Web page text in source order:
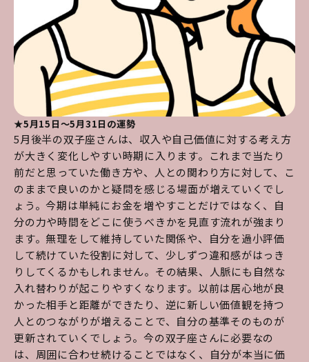
★5月15日～5月31日の運勢
5月後半の双子座さんは、収入や自己価値に対する考え方
が大きく変化しやすい時期に入ります。これまで当たり
前だと思っていた働き方や、人との関わり方に対して、こ
のままで良いのかと疑問を感じる場面が増えていくでし
ょう。今期は単純にお金を増やすことだけではなく、自
分の力や時間をどこに使うべきかを見直す流れが強まり
ます。無理をして維持していた関係や、自分を過小評価
して続けていた役割に対して、少しずつ違和感がはっき
りしてくるかもしれません。その結果、人脈にも自然な
入れ替わりが起こりやすくなります。以前は居心地が良
かった相手と距離ができたり、逆に新しい価値観を持つ
人とのつながりが増えることで、自分の基準そのものが
更新されていくでしょう。今の双子座さんに必要なの
は、周囲に合わせ続けることではなく、自分が本当に価